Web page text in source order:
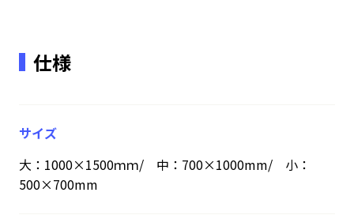
仕様
サイズ
大：1000×1500ｍｍ/ 中：700×1000mm/ 小：
500×700mm